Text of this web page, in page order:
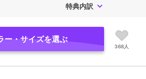
特典内訳
ー・サイズを選ぶ
368人